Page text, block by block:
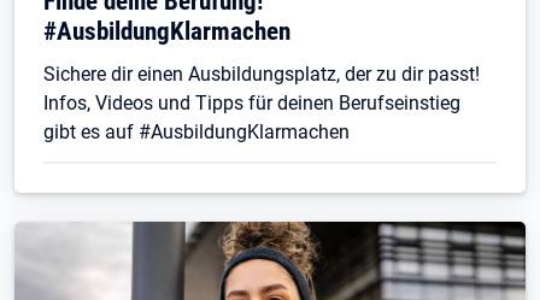
#AusbildungKlarmachen
Sichere dir einen Ausbildungsplatz, der zu dir passt!
Infos, Videos und Tipps für deinen Berufseinstieg
gibt es auf #AusbildungKlarmachen